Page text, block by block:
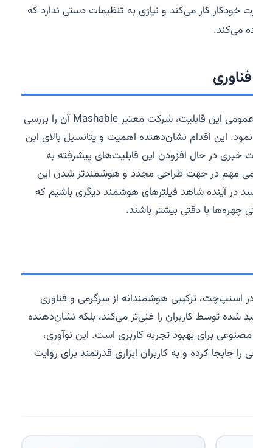
خودکار کار می‌کند و نیازی به تنظیمات دستی ندارد که
می‌کند.
جالب است بدانید که پیش از عرضه عمومی این قابلیت، شرکت معتبر Mashable آن را بررسی
نمود. این اقدام نشان‌دهنده اهمیت و پتانسیل بالای این
در حال افزودن این قابلیت‌های پیشرفته به
مهم در جهت طراحی مجدد و هوشمندتر شدن این
در آینده شاهد فیلترهای هوشمند دیگری باشیم که
با دقتی بیشتر باشند.
اسنپ‌چت، ترکیبی هوشمندانه از سرگرمی و فناوری
شده توسط کاربران را غنی‌تر می‌کند، بلکه نشان‌دهنده
برای بهبود تجربه کاربری است. این نوآوری،
جابجا کرده و به کاربران ابزاری قدرتمند برای روایت